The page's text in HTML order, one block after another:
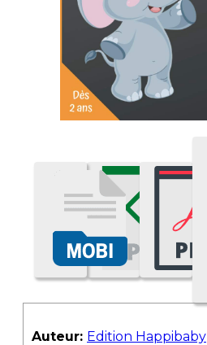
Auteur: Edition Happibaby